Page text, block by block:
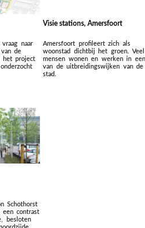
naar
de
het project
Visie stations, Amersfoort
Amersfoort profileert zich als
woonstad dichtbij het groen. Veel
mensen wonen en werken in een
van de uitbreidingswijken van de
stad.
Schothorst
contrast
besloten